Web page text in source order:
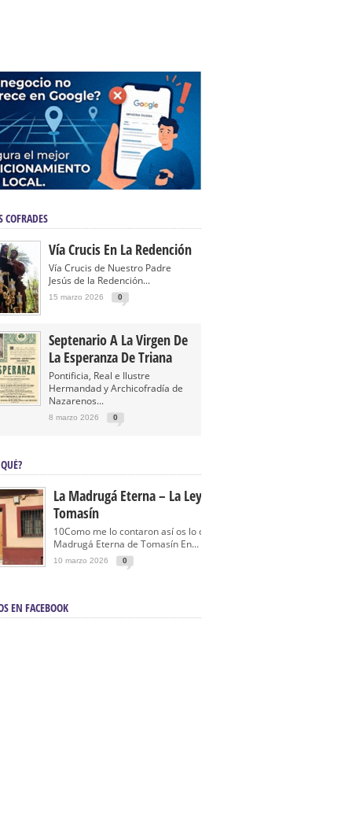
COFRADES
Vía Crucis En La Redención
Vía Crucis de Nuestro Padre
Jesús de la Redención...
15 marzo 2026 0
Septenario A La Virgen De
La Esperanza De Triana
Pontificia, Real e Ilustre
Hermandad y Archicofradía de
Nazarenos...
8 marzo 2026 0
La Madrugá Eterna – La Leyenda De
Tomasín
10Como me lo contaron así os lo cuento… La
Madrugá Eterna de Tomasín En...
10 marzo 2026 0
EN FACEBOOK